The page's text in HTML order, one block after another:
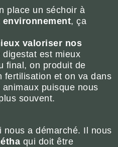
place un séchoir à
, ça
valoriser nos
digestat est mieux
final, on produit de
fertilisation et on va dans
puisque nous
souvent.
nous a démarché. Il nous
qui doit être